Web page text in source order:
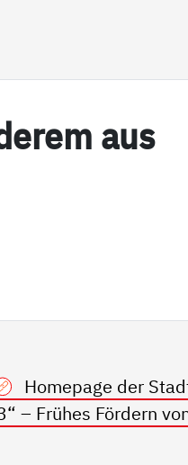
aus
Homepage der
– Frühes Fördern